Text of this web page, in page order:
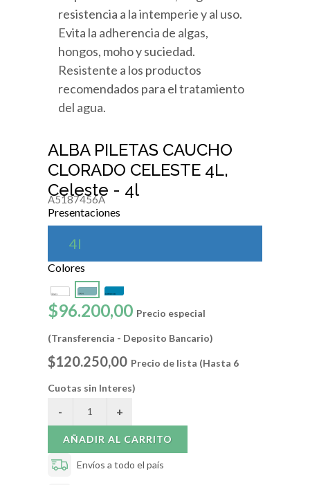
resistencia a la intemperie y al uso.
Evita la adherencia de algas,
hongos, moho y suciedad.
Resistente a los productos
recomendados para el tratamiento
del agua.
ALBA PILETAS CAUCHO
CLORADO CELESTE 4L,
Celeste - 4l
A5187456A
Presentaciones
4l
Colores
$96.200,00 Precio especial
(Transferencia - Deposito Bancario)
$120.250,00 Precio de lista (Hasta 6
Cuotas sin Interes)
AÑADIR AL CARRITO
Envíos a todo el país